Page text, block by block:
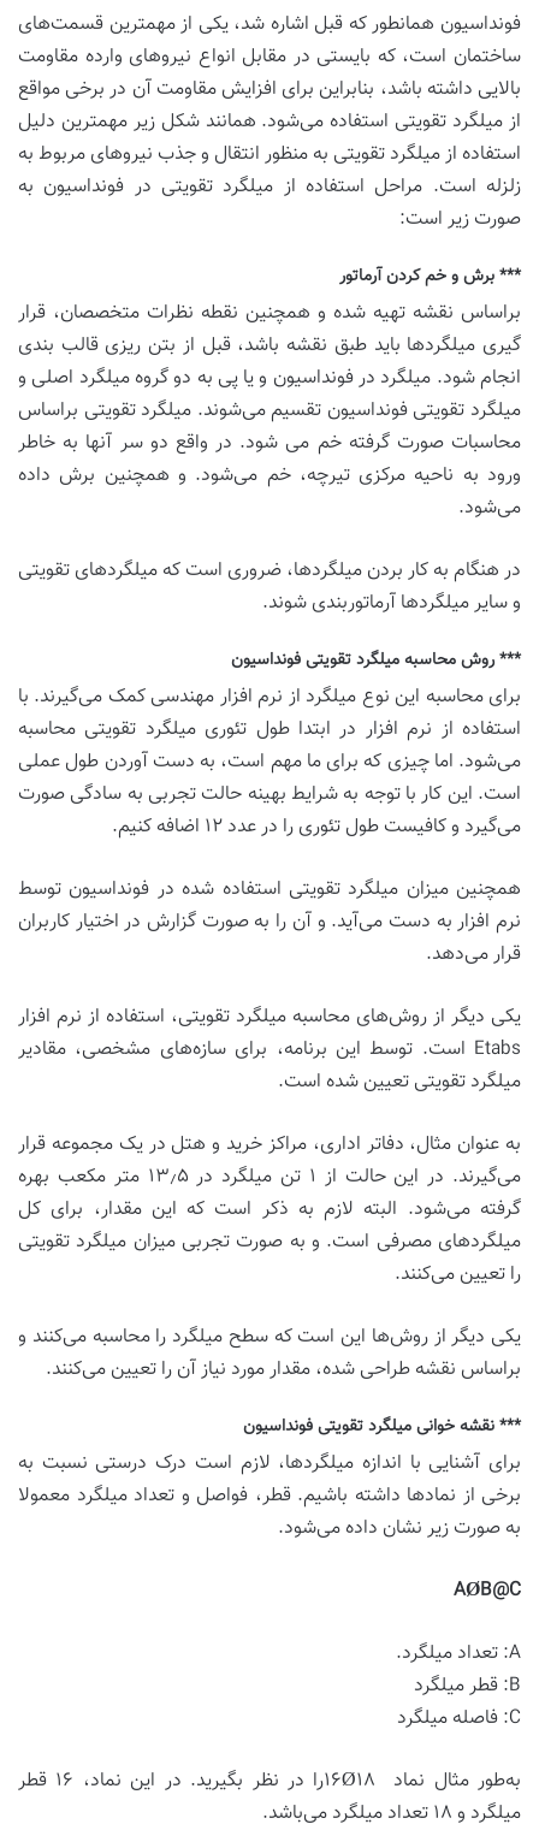
فونداسیون همانطور که قبل اشاره شد، یکی از مهمترین قسمت‌های
ساختمان است، که بایستی در مقابل انواع نیروهای وارده مقاومت
بالایی داشته باشد، بنابراین برای افزایش مقاومت آن در برخی مواقع
از میلگرد تقویتی استفاده می‌شود. همانند شکل زیر مهمترین دلیل
استفاده از میلگرد تقویتی به منظور انتقال و جذب نیروهای مربوط به
زلزله است. مراحل استفاده از میلگرد تقویتی در فونداسیون به
صورت زیر است:
*** برش و خم کردن آرماتور
براساس نقشه تهیه شده و همچنین نقطه نظرات متخصصان، قرار
گیری میلگردها باید طبق نقشه باشد، قبل از بتن ریزی قالب بندی
انجام شود. میلگرد در فونداسیون و یا پی به دو گروه میلگرد اصلی و
میلگرد تقویتی فونداسیون تقسیم می‌شوند. میلگرد تقویتی براساس
محاسبات صورت گرفته خم می شود. در واقع دو سر آنها به خاطر
ورود به ناحیه مرکزی تیرچه، خم می‌شود. و همچنین برش داده
می‌شود.
در هنگام به کار بردن میلگردها، ضروری است که میلگردهای تقویتی
و سایر میلگردها آرماتوربندی شوند.
*** روش محاسبه میلگرد تقویتی فونداسیون
برای محاسبه این نوع میلگرد از نرم افزار مهندسی کمک می‌گیرند. با
استفاده از نرم افزار در ابتدا طول تئوری میلگرد تقویتی محاسبه
می‌شود. اما چیزی که برای ما مهم است، به دست آوردن طول عملی
است. این کار با توجه به شرایط بهینه حالت تجربی به سادگی صورت
می‌گیرد و کافیست طول تئوری را در عدد ۱۲ اضافه کنیم.
همچنین میزان میلگرد تقویتی استفاده شده در فونداسیون توسط
نرم افزار به دست می‌آید. و آن را به صورت گزارش در اختیار کاربران
قرار می‌دهد.
یکی دیگر از روش‌های محاسبه میلگرد تقویتی، استفاده از نرم افزار
Etabs است. توسط این برنامه، برای سازه‌های مشخصی، مقادیر
میلگرد تقویتی تعیین شده است.
به عنوان مثال، دفاتر اداری، مراکز خرید و هتل در یک مجموعه قرار
می‌گیرند. در این حالت از ۱ تن میلگرد در ۱۳٫۵ متر مکعب بهره
گرفته می‌شود. البته لازم به ذکر است که این مقدار، برای کل
میلگردهای مصرفی است. و به صورت تجربی میزان میلگرد تقویتی
را تعیین می‌کنند.
یکی دیگر از روش‌ها این است که سطح میلگرد را محاسبه می‌کنند و
براساس نقشه طراحی شده، مقدار مورد نیاز آن را تعیین می‌کنند.
*** نقشه خوانی میلگرد تقویتی فونداسیون
برای آشنایی با اندازه میلگردها، لازم است درک درستی نسبت به
برخی از نمادها داشته باشیم. قطر، فواصل و تعداد میلگرد معمولا
به صورت زیر نشان داده می‌شود.
AØB@C
A: تعداد میلگرد.
B: قطر میلگرد
C: فاصله میلگرد
به‌طور مثال نماد ۱۶Ø۱۸را در نظر بگیرید. در این نماد، ۱۶ قطر
میلگرد و ۱۸ تعداد میلگرد می‌باشد.